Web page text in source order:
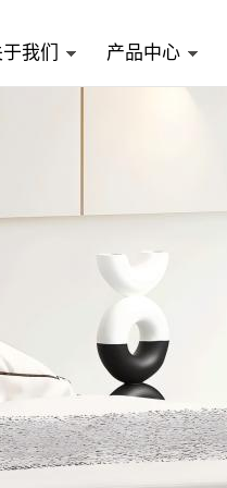
我们 产品中心